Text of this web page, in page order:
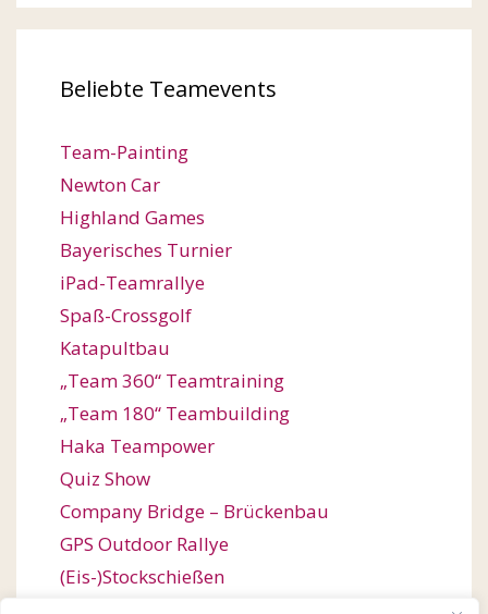
Beliebte Teamevents
Team-Painting
Newton Car
Highland Games
Bayerisches Turnier
iPad-Teamrallye
Spaß-Crossgolf
Katapultbau
„Team 360“ Teamtraining
„Team 180“ Teambuilding
Haka Teampower
Quiz Show
Company Bridge – Brückenbau
GPS Outdoor Rallye
(Eis-)Stockschießen